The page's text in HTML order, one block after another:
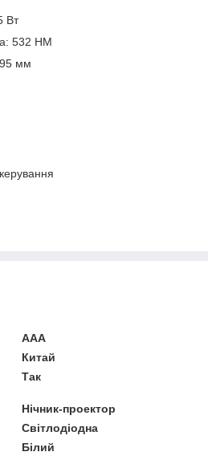
Вт
532 НМ
95 мм
ААА
Китай
Так
Нічник-проектор
Світлодіодна
Білий